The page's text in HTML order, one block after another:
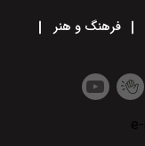
فرهنگ و هنر